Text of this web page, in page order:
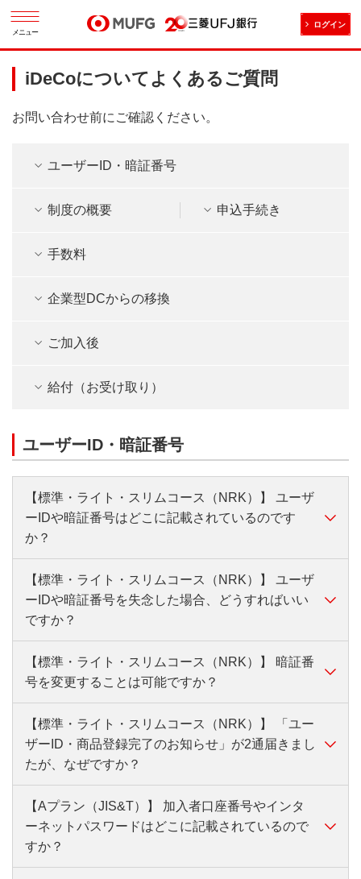
メニュー
ログイン
iDeCoについてよくあるご質問
お問い合わせ前にご確認ください。
ユーザーID・暗証番号
制度の概要 申込手続き
手数料
企業型DCからの移換
ご加入後
給付（お受け取り）
ユーザーID・暗証番号
【標準・ライト・スリムコース（NRK）】 ユーザ
ーIDや暗証番号はどこに記載されているのです
か？
ユーザーIDや暗証番号は、加入時にNRK（日本レコ
ード・キーピング・ネットワーク株式会社）より送付
される「ユーザーID・商品登録完了のお知らせ」に記
載されています。
【標準・ライト・スリムコース（NRK）】 ユーザ
ーIDや暗証番号を失念した場合、どうすればいい
ですか？
NRK（日本レコード・キーピング・ネットワーク株
式会社）のサイトから再発行・再設定のお手続きが可
能です。
【メールアドレスを登録されている方】 NRKサイト
から、ユーザーIDの再通知、暗証番号の再設定が可能
です。
【メールアドレスを登録されていない方】 ユーザー
IDの再発行（郵送）となります。お手元に届くまでに
【標準・ライト・スリムコース（NRK）】 暗証番
号を変更することは可能ですか？
はい、可能です。
NRK（日本レコード・キーピング・ネットワーク株
式会社）サイトにログイン後、メインメニュー内の
「暗証番号変更」からお手続きください。
NRKサイトはこちら
【標準・ライト・スリムコース（NRK）】 「ユー
ザーID・商品登録完了のお知らせ」が2通届きまし
たが、なぜですか？
お手続きのタイミングによって、『ユーザーID・商品
登録完了のお知らせ』が2通届く場合があります。
『加入者番号』や『ユーザーID』が記載されたはがき
は、大切に保管してください。
【Aプラン（JIS&T）】 加入者口座番号やインタ
ーネットパスワードはどこに記載されているので
すか？